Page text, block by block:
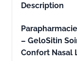
Description
– GeloSitin
Confort Nasal